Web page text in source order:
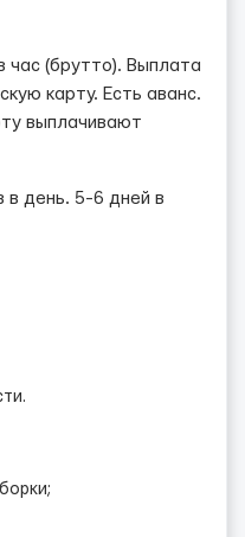
час (брутто). Выплата
карту. Есть аванс.
выплачивают
в день. 5-6 дней в